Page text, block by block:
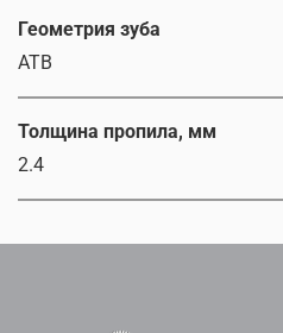
Геометрия зуба
ATB
Толщина пропила, мм
2.4